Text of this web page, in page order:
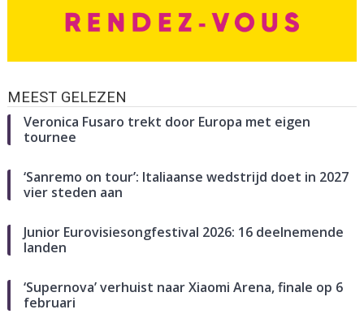
MEEST GELEZEN
Veronica Fusaro trekt door Europa met eigen
tournee
‘Sanremo on tour’: Italiaanse wedstrijd doet in 2027
vier steden aan
Junior Eurovisiesongfestival 2026: 16 deelnemende
landen
‘Supernova’ verhuist naar Xiaomi Arena, finale op 6
februari